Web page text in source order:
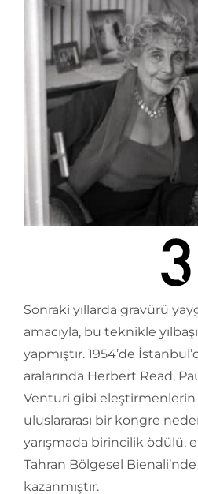
Sonraki yıllarda gravürü
amacıyla, bu teknikle
yapmıştır. 1954’de
aralarında Herbert Read,
Venturi gibi
uluslararası bir kongre
yarışmada birincilik ödülü,
Tahran Bölgesel
kazanmıştır.